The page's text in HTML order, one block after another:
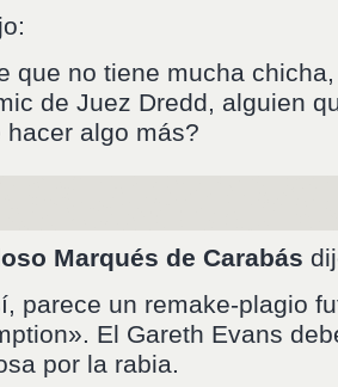
que no tiene mucha
de Juez Dredd, alguien
hacer algo más?
Marqués de Carabás
parece un remake-plagio
El Gareth Evans
por la rabia.